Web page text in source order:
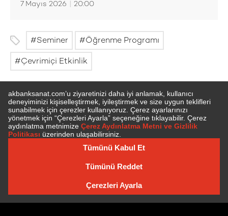
7 Mayıs 2026 20:00
Seminer Öğrenme Programı
Çevrimiçi Etkinlik